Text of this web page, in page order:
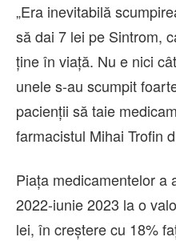
„Era inevitabilă
să dai 7 lei pe Sintrom,
ţine în viaţă. Nu e nici
unele s-au scumpit
pacienţii să taie
farmacistul Mihai Trofin
Piaţa medicamentelor a
2022-iunie 2023 la o
lei, în creştere cu 18%